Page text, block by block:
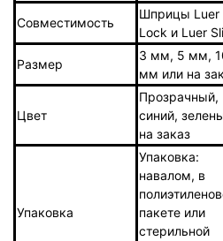
Совместимость
Шприцы Luer
Lock и Luer
Размер
3 мм, 5 мм,
мм или на
Цвет
Прозрачный,
синий,
на заказ
Упаковка
Упаковка:
навалом, в
пакете или
стерильной